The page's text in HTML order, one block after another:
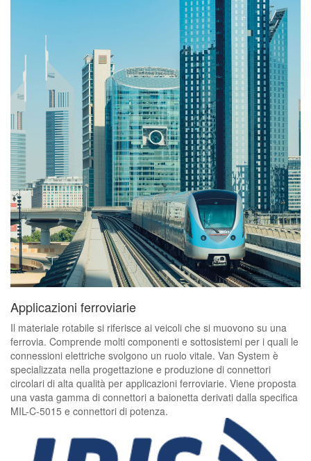
Applicazioni ferroviarie
Il materiale rotabile si riferisce ai veicoli che si muovono su una
ferrovia. Comprende molti componenti e sottosistemi per i quali le
connessioni elettriche svolgono un ruolo vitale. Van System è
specializzata nella progettazione e produzione di connettori
circolari di alta qualità per applicazioni ferroviarie. Viene proposta
una vasta gamma di connettori a baionetta derivati ​​dalla specifica
MIL-C-5015 e connettori di potenza.